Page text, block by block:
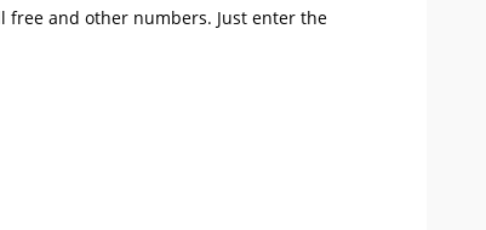
and other numbers. Just enter the